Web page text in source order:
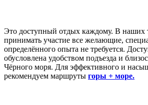
Это доступный отдых каждому. В наших
принимать участие все желающие,
определённого опыта не требуется.
обусловлена удобством подъезда и
Чёрного моря. Для эффективного и
рекомендуем маршруты горы + море.